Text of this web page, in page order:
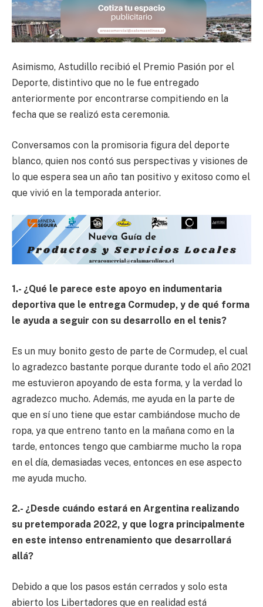
Asimismo, Astudillo recibió el Premio Pasión por el
Deporte, distintivo que no le fue entregado
anteriormente por encontrarse compitiendo en la
fecha que se realizó esta ceremonia.
Conversamos con la promisoria figura del deporte
blanco, quien nos contó sus perspectivas y visiones de
lo que espera sea un año tan positivo y exitoso como el
que vivió en la temporada anterior.
1.- ¿Qué le parece este apoyo en indumentaria
deportiva que le entrega Cormudep, y de qué forma
le ayuda a seguir con su desarrollo en el tenis?
Es un muy bonito gesto de parte de Cormudep, el cual
lo agradezco bastante porque durante todo el año 2021
me estuvieron apoyando de esta forma, y la verdad lo
agradezco mucho. Además, me ayuda en la parte de
que en sí uno tiene que estar cambiándose mucho de
ropa, ya que entreno tanto en la mañana como en la
tarde, entonces tengo que cambiarme mucho la ropa
en el día, demasiadas veces, entonces en ese aspecto
me ayuda mucho.
2.- ¿Desde cuándo estará en Argentina realizando
su pretemporada 2022, y que logra principalmente
en este intenso entrenamiento que desarrollará
allá?
Debido a que los pasos están cerrados y solo esta
abierto los Libertadores que en realidad está